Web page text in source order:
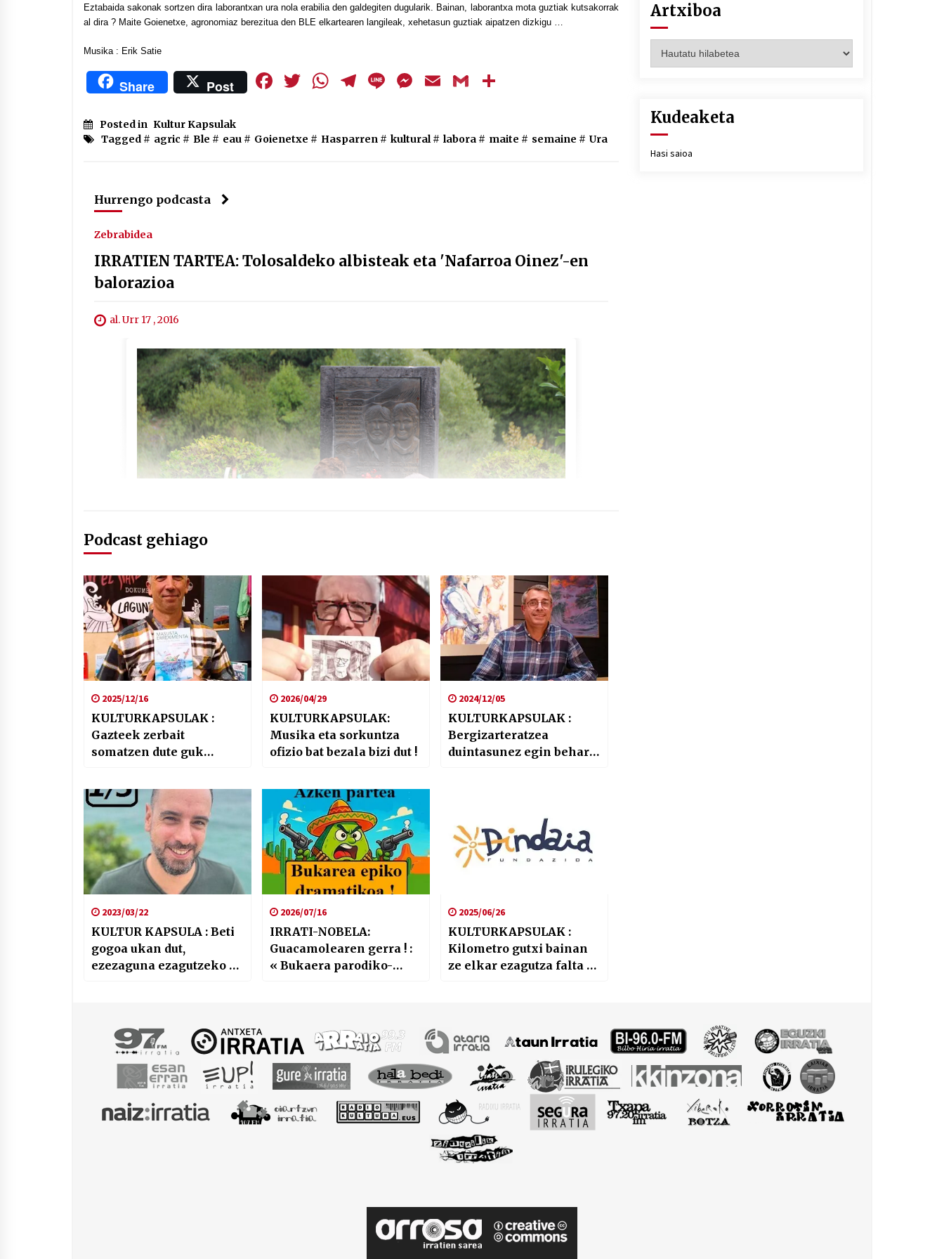
jaisteko.
Eztabaida sakonak sortzen dira laborantxan ura nola erabilia den galdegiten dugularik. Bainan, laborantxa mota guztiak kutsakorrak
al dira ? Maite Goienetxe, agronomiaz berezitua den BLE elkartearen langileak, xehetasun guztiak aipatzen dizkigu …
Musika : Erik Satie
Share Post Facebook
Twitter
WhatsApp
Telegram
LineMessenger
EmailGmail
Posted in Kultur Kapsulak
Tagged # agric # Ble # eau # Goienetxe # Hasparren # kultural# labora # maite # semaine # Ura
Hurrengo podcasta
Zebrabidea
IRRATIEN TARTEA: Tolosaldeko albisteak eta 'Nafarroa Oinez'-en
balorazioa
al. Urr 17 , 2016
Podcast gehiago
2025/12/16
KULTURKAPSULAK :
Gazteek zerbait
somatzen dute guk
buruz …
2026/04/29
KULTURKAPSULAK:
Musika eta sorkuntza
ofizio bat bezala bizi dut !
2024/12/05
KULTURKAPSULAK :
Bergizarteratzea
duintasunez egin behar
2023/03/22
KULTUR KAPSULA : Beti
gogoa ukan dut,
ezezaguna ezagutzeko …
2026/07/16
IRRATI-NOBELA:
Guacamolearen gerra ! :
« Bukaera parodiko-
2025/06/26
KULTURKAPSULAK :
Kilometro gutxi bainan
ze elkar ezagutza falta …
Artxiboa
Kudeaketa
Hasi saioa